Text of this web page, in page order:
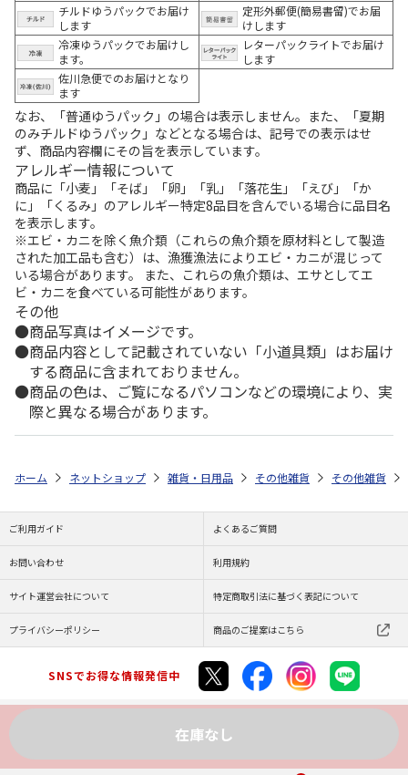
チルドゆうパックでお届け
します
定形外郵便(簡易書留)でお届
けします
冷凍ゆうパックでお届けし
ます。
レターパックライトでお届け
します
佐川急便でのお届けとなり
ます
なお、「普通ゆうパック」の場合は表示しません。また、「夏期
のみチルドゆうパック」などとなる場合は、記号での表示はせ
ず、商品内容欄にその旨を表示しています。
アレルギー情報について
商品に「小麦」「そば」「卵」「乳」「落花生」「えび」「か
に」「くるみ」のアレルギー特定8品目を含んでいる場合に品目名
を表示します。
※エビ・カニを除く魚介類（これらの魚介類を原材料として製造
された加工品も含む）は、漁獲漁法によりエビ・カニが混じって
いる場合があります。 また、これらの魚介類は、エサとしてエ
ビ・カニを食べている可能性があります。
その他
商品写真はイメージです。
商品内容として記載されていない「小道具類」はお届け
する商品に含まれておりません。
商品の色は、ご覧になるパソコンなどの環境により、実
際と異なる場合があります。
在庫なし
ホーム ネットショップ 雑貨・日用品 その他雑貨 その他雑貨
ご利用ガイド よくあるご質問
お問い合わせ 利用規約
サイト運営会社について 特定商取引法に基づく表記について
プライバシーポリシー 商品のご提案はこちら
SNSでお得な情報発信中